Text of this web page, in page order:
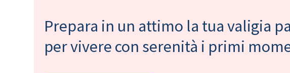
Prepara in un attimo la tua valigia
per vivere con serenità i primi